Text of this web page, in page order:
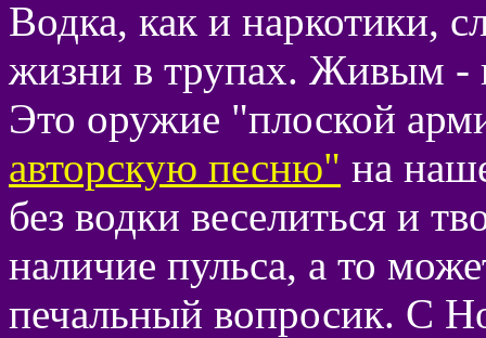
Водка, как и наркотики,
жизни в трупах. Живым -
Это оружие "плоской
авторскую песню" на
без водки веселиться и
наличие пульса, а то
печальный вопросик. С